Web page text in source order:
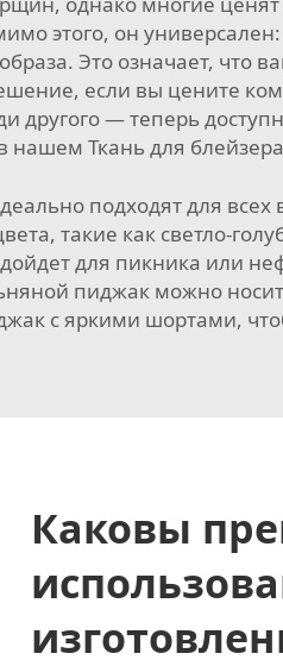
этого, он
Это означает, что
если вы цените
другого — теперь
нашем Ткань для блейзера
подходят для
такие как светло-
для пикника или
пиджак можно
с яркими шортами,
Каковы